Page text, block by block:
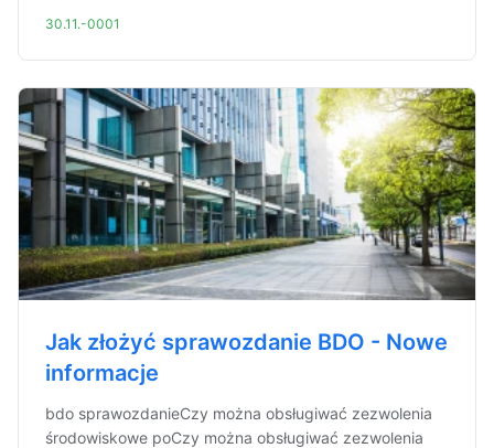
30.11.-0001
Jak złożyć sprawozdanie BDO - Nowe
informacje
bdo sprawozdanieCzy można obsługiwać zezwolenia
środowiskowe poCzy można obsługiwać zezwolenia